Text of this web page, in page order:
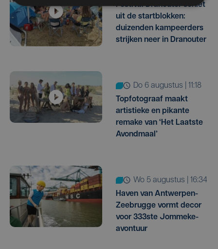
Festival Dranouter schiet
uit de startblokken:
duizenden kampeerders
strijken neer in Dranouter
do 6 augustus | 11:18
Topfotograaf maakt
artistieke en pikante
remake van ‘Het Laatste
Avondmaal’
wo 5 augustus | 16:34
Haven van Antwerpen-
Zeebrugge vormt decor
voor 333ste Jommeke-
avontuur